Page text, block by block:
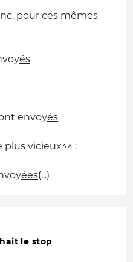
pour ces mêmes
és
envoyés
plus vicieux^^ :
ées(...)
le stop